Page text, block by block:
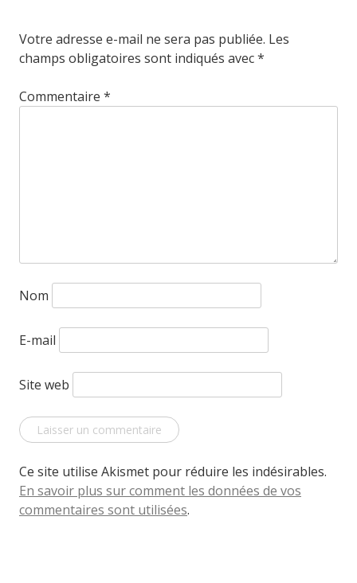
Votre adresse e-mail ne sera pas publiée. Les
champs obligatoires sont indiqués avec*
Commentaire *
Nom
E-mail
Site web
Ce site utilise Akismet pour réduire les indésirables.
En savoir plus sur comment les données de vos
commentaires sont utilisées.